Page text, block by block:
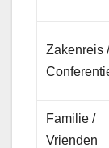
Zakenreis
Familie /
Vrienden